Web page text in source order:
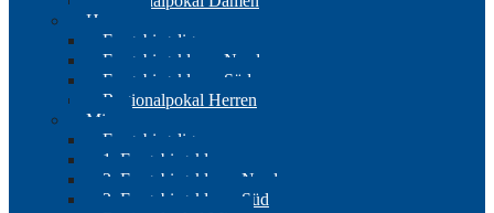
Herren
Erzgebirgsliga
Erzgebirgsklasse Nord
Erzgebirgsklasse Süd
Regionalpokal Herren
Mix
Erzgebirgsliga
1. Erzgebirgsklasse
2. Erzgebirgsklasse Nord
2. Erzgebirgsklasse Süd